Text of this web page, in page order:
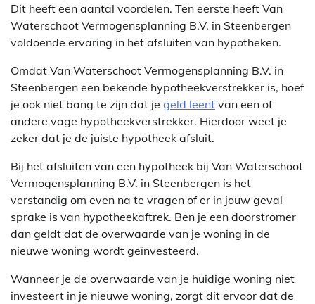
Dit heeft een aantal voordelen. Ten eerste heeft Van
Waterschoot Vermogensplanning B.V. in Steenbergen
voldoende ervaring in het afsluiten van hypotheken.
Omdat Van Waterschoot Vermogensplanning B.V. in
Steenbergen een bekende hypotheekverstrekker is, hoef
je ook niet bang te zijn dat je geld leent van een of
andere vage hypotheekverstrekker. Hierdoor weet je
zeker dat je de juiste hypotheek afsluit.
Bij het afsluiten van een hypotheek bij Van Waterschoot
Vermogensplanning B.V. in Steenbergen is het
verstandig om even na te vragen of er in jouw geval
sprake is van hypotheekaftrek. Ben je een doorstromer
dan geldt dat de overwaarde van je woning in de
nieuwe woning wordt geïnvesteerd.
Wanneer je de overwaarde van je huidige woning niet
investeert in je nieuwe woning, zorgt dit ervoor dat de